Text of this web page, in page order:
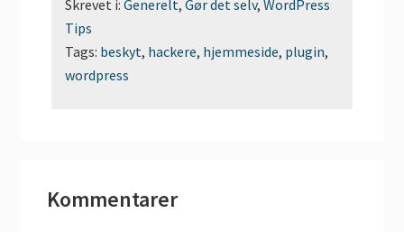
Skrevet i:Generelt,Gør det selv,WordPress
Tips
Tags: beskyt, hackere, hjemmeside, plugin,
wordpress
Kommentarer